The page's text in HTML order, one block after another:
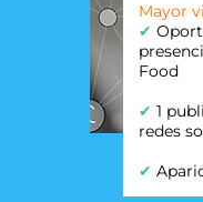
Mayor
✔
Food
✔ 1
redes
✔